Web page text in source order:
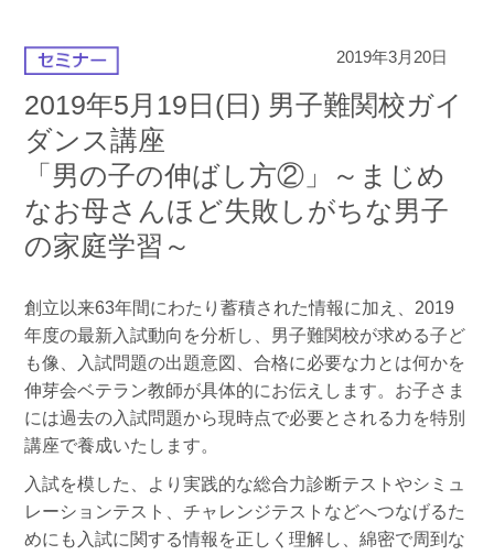
2019年3月20日
2019年5月19日(日) 男子難関校ガイ
ダンス講座
「男の子の伸ばし方②」～まじめ
なお母さんほど失敗しがちな男子
の家庭学習～
創立以来63年間にわたり蓄積された情報に加え、2019
年度の最新入試動向を分析し、男子難関校が求める子ど
も像、入試問題の出題意図、合格に必要な力とは何かを
伸芽会ベテラン教師が具体的にお伝えします。お子さま
には過去の入試問題から現時点で必要とされる力を特別
講座で養成いたします。
入試を模した、より実践的な総合力診断テストやシミュ
レーションテスト、チャレンジテストなどへつなげるた
めにも入試に関する情報を正しく理解し、綿密で周到な